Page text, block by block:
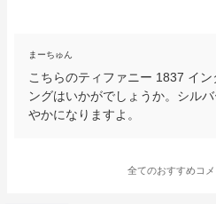
まーちゅん
こちらのティファニー 1837 イ
ングはいかがでしょうか。シル
やかになりますよ。
全てのおすすめコメ